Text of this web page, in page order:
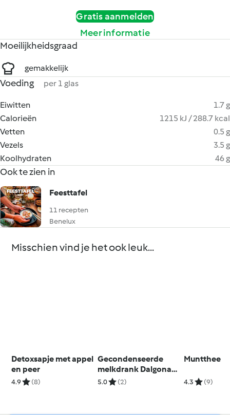
Gratis aanmelden
Meer informatie
Moeilijkheidsgraad
gemakkelijk
Voeding per 1 glas
Eiwitten
1.7 g
Calorieën
1215 kJ / 288.7 kcal
Vetten
0.5 g
Vezels
3.5 g
Koolhydraten
46 g
Ook te zien in
Feesttafel
11 recepten
Benelux
Misschien vind je het ook leuk...
Detoxsapje met appel
en peer
4.9 (8)
Gecondenseerde
melkdrank Dalgona-
koffie
5.0 (2)
Muntthee
4.3 (9)